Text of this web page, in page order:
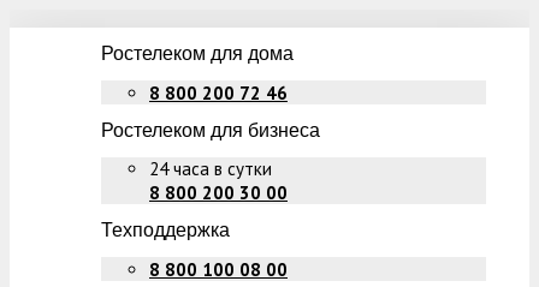
Ростелеком для дома
8 800 200 72 46
Ростелеком для бизнеса
24 часа в сутки
8 800 200 30 00
Техподдержка
8 800 100 08 00